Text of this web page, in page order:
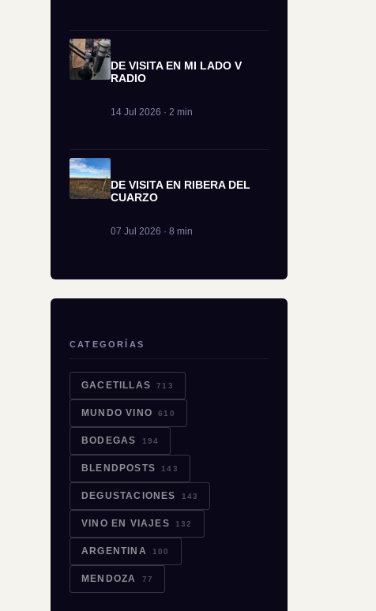
DE VISITA EN MI LADO V
RADIO
14 Jul 2026 · 2 min
DE VISITA EN RIBERA DEL
CUARZO
07 Jul 2026 · 8 min
CATEGORÍAS
GACETILLAS 713
MUNDO VINO 610
BODEGAS 194
BLENDPOSTS 143
DEGUSTACIONES 143
VINO EN VIAJES 132
ARGENTINA 100
MENDOZA 77